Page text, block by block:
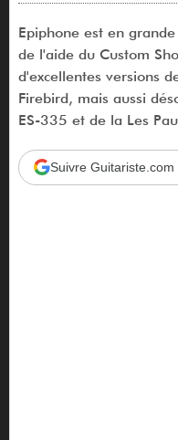
Epiphone est en
de l'aide du Custom
d'excellentes versions
Firebird, mais aussi
ES-335 et de la Les
Suivre Guitariste.com